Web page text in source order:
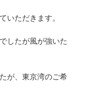
いただきます。
したが風が強いた
が、東京湾のご希